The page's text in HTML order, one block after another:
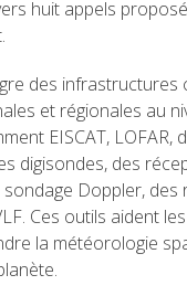
huit appels
des infrastructures
et régionales au
EISCAT, LOFAR,
digisondes, des
sondage Doppler, des
Ces outils aident
la météorologie